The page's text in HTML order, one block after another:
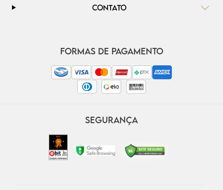
CONTATO
FORMAS DE PAGAMENTO
SEGURANÇA